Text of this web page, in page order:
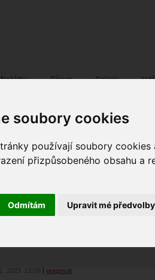
soubory cookies
používají soubory
přizpůsobeného obsahu a
Odmítám Upravit mé předvolby
Nabídky Fórum Galerie
20:34 portrét
2023 12:09 reagovat